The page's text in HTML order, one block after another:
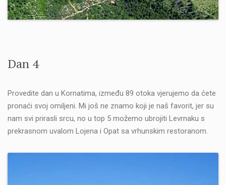
Dan 4
Provedite dan u Kornatima, između 89 otoka vjerujemo da ćete
pronaći svoj omiljeni. Mi još ne znamo koji je naš favorit, jer su
nam svi prirasli srcu, no u top 5 možemo ubrojiti Levrnaku s
prekrasnom uvalom Lojena i Opat sa vrhunskim restoranom.